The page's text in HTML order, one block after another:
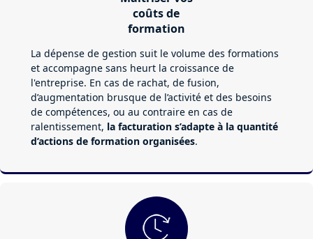
coûts de
formation
La dépense de gestion suit le volume des formations
et accompagne sans heurt la croissance de
l'entreprise. En cas de rachat, de fusion,
d’augmentation brusque de l’activité et des besoins
de compétences, ou au contraire en cas de
ralentissement, la facturation s’adapte à la quantité
d’actions de formation organisées.